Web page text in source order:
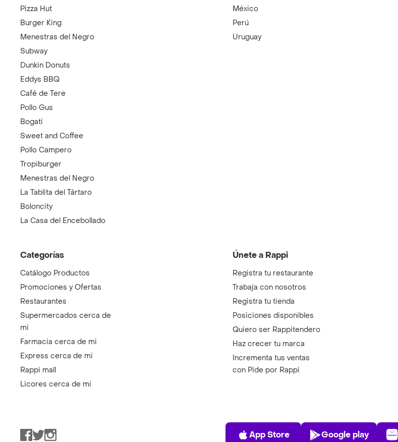
Pizza Hut
Burger King
Menestras del Negro
Subway
Dunkin Donuts
Eddys BBQ
Café de Tere
Pollo Gus
Bogati
Sweet and Coffee
Pollo Campero
Tropiburger
Menestras del Negro
La Tablita del Tártaro
Boloncity
La Casa del Encebollado
México
Perú
Uruguay
Categorías
Catálogo Productos
Promociones y Ofertas
Restaurantes
Supermercados cerca de
mi
Farmacia cerca de mi
Express cerca de mi
Rappi mall
Licores cerca de mi
Únete a Rappi
Registra tu restaurante
Trabaja con nosotros
Registra tu tienda
Posiciones disponibles
Quiero ser Rappitendero
Haz crecer tu marca
Incrementa tus ventas
con Pide por Rappi
Facebook
TwitterInstagram
App Store
App Store
Play Store
Google play